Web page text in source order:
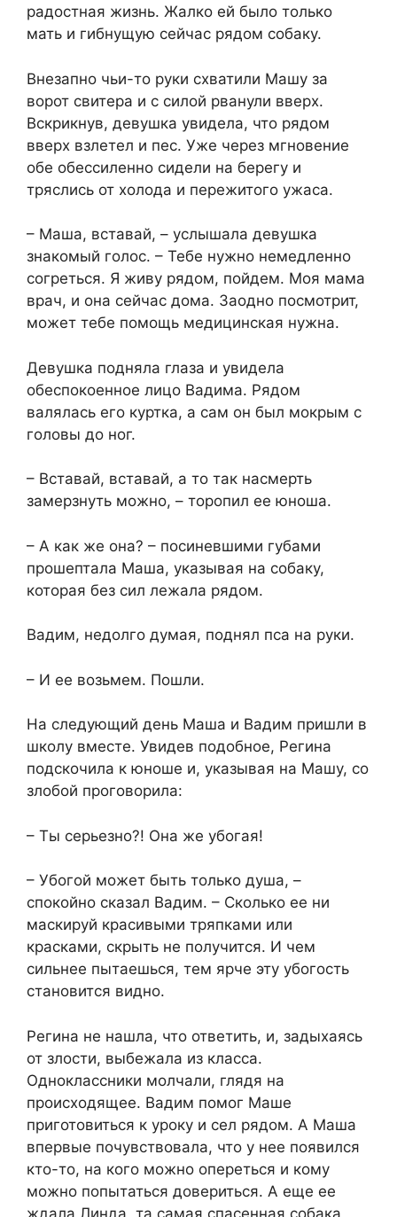
радостная жизнь. Жалко ей было только
мать и гибнущую сейчас рядом собаку.
Внезапно чьи-то руки схватили Машу за
ворот свитера и с силой рванули вверх.
Вскрикнув, девушка увидела, что рядом
вверх взлетел и пес. Уже через мгновение
обе обессиленно сидели на берегу и
тряслись от холода и пережитого ужаса.
– Маша, вставай, – услышала девушка
знакомый голос. – Тебе нужно немедленно
согреться. Я живу рядом, пойдем. Моя мама
врач, и она сейчас дома. Заодно посмотрит,
может тебе помощь медицинская нужна.
Девушка подняла глаза и увидела
обеспокоенное лицо Вадима. Рядом
валялась его куртка, а сам он был мокрым с
головы до ног.
– Вставай, вставай, а то так насмерть
замерзнуть можно, – торопил ее юноша.
– А как же она? – посиневшими губами
прошептала Маша, указывая на собаку,
которая без сил лежала рядом.
Вадим, недолго думая, поднял пса на руки.
– И ее возьмем. Пошли.
На следующий день Маша и Вадим пришли в
школу вместе. Увидев подобное, Регина
подскочила к юноше и, указывая на Машу, со
злобой проговорила:
– Ты серьезно?! Она же убогая!
– Убогой может быть только душа, –
спокойно сказал Вадим. – Сколько ее ни
маскируй красивыми тряпками или
красками, скрыть не получится. И чем
сильнее пытаешься, тем ярче эту убогость
становится видно.
Регина не нашла, что ответить, и, задыхаясь
от злости, выбежала из класса.
Одноклассники молчали, глядя на
происходящее. Вадим помог Маше
приготовиться к уроку и сел рядом. А Маша
впервые почувствовала, что у нее появился
кто-то, на кого можно опереться и кому
можно попытаться довериться. А еще ее
ждала Линда, та самая спасенная собака,